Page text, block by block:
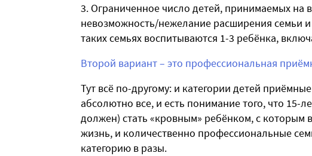
3. Ограниченное число детей, принимаемых на
невозможность/нежелание расширения семьи
таких семьях воспитываются 1-3 ребёнка,
Второй вариант – это профессиональная
Тут всё по-другому: и категории детей
абсолютно все, и есть понимание того, что 15-
должен) стать «кровным» ребёнком, с которым
жизнь, и количественно профессиональные
категорию в разы.